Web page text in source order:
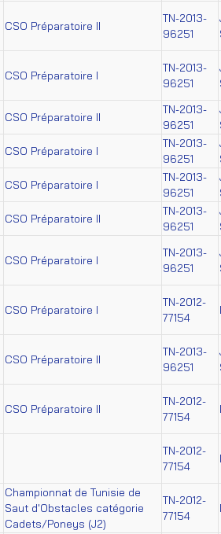
CSO Préparatoire II
TN-2013-
96251
CSO Préparatoire I
TN-2013-
96251
CSO Préparatoire II
TN-2013-
96251
CSO Préparatoire I
TN-2013-
96251
CSO Préparatoire I
TN-2013-
96251
CSO Préparatoire II
TN-2013-
96251
CSO Préparatoire I
TN-2013-
96251
CSO Préparatoire I
TN-2012-
77154
CSO Préparatoire II
TN-2013-
96251
CSO Préparatoire II
TN-2012-
77154
TN-2012-
77154
Championnat de Tunisie de
Saut d'Obstacles catégorie
Cadets/Poneys (J2)
TN-2012-
77154